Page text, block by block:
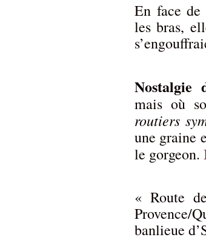
En face de
les bras,
Nostalgie
mais où
routiers
une graine
le gorgeon.
« Route
Provence/
banlieue